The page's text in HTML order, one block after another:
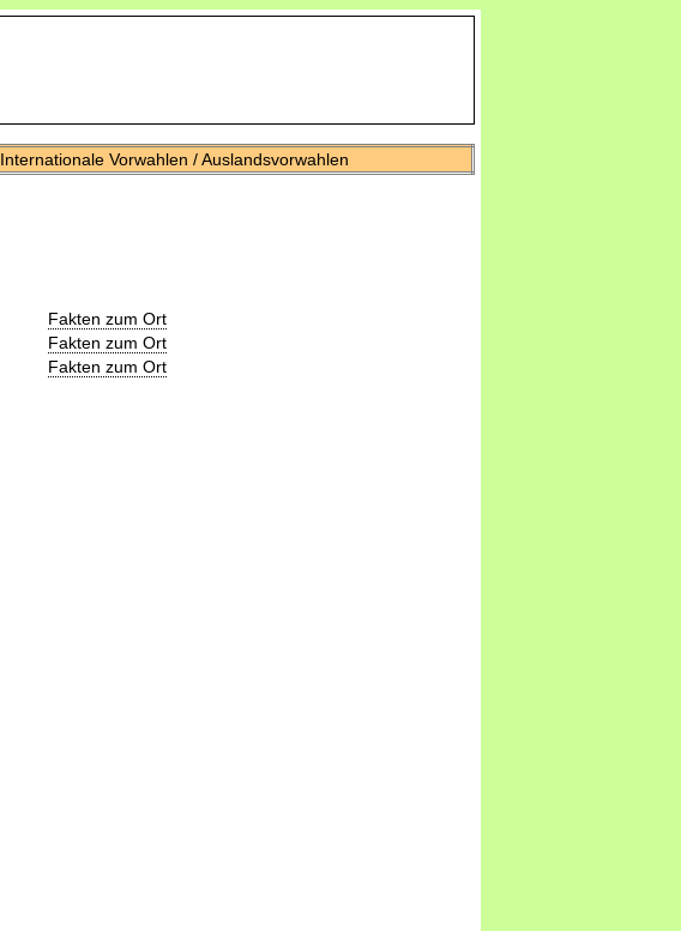
Internationale Vorwahlen / Auslandsvorwahlen
Fakten zum Ort
Fakten zum Ort
Fakten zum Ort